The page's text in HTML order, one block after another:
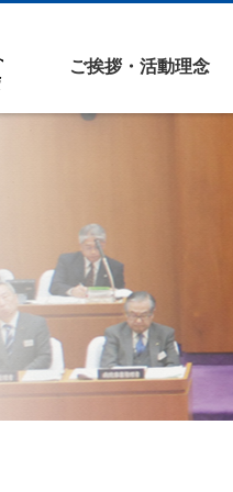
ご挨拶・活動理念